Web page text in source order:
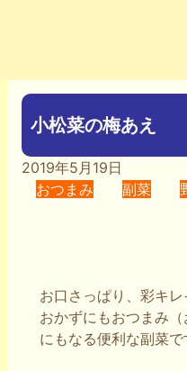
小松菜の梅あえ
2019年5月19日
おつまみ
副菜
お口さっぱり、彩キ
おかずにもおつまみ（
にもなる便利な副菜で